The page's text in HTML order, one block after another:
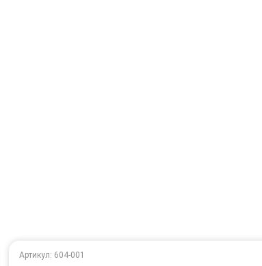
Артикул: 604-001